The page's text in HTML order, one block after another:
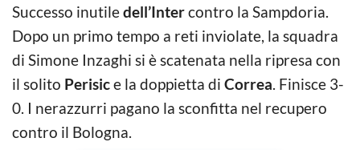
Successo inutiledell’Intercontro la Sampdoria.
Dopo un primo tempo a reti inviolate, la squadra
di Simone Inzaghi si è scatenata nella ripresa con
il solito Perisice la doppietta di Correa. Finisce 3-
0. I nerazzurri pagano la sconfitta nel recupero
contro il Bologna.